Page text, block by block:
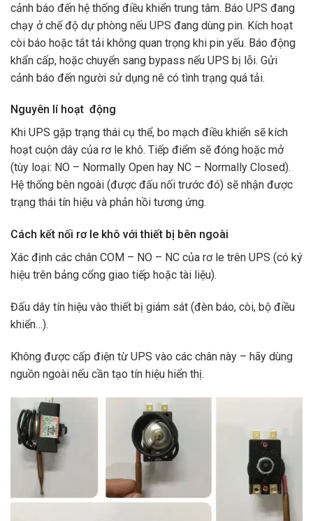
cảnh báo đến hệ thống điều khiển trung tâm. Báo UPS đang
chạy ở chế độ dự phòng nếu UPS đang dùng pin. Kích hoạt
còi báo hoặc tắt tải không quan trọng khi pin yếu. Báo động
khẩn cấp, hoặc chuyển sang bypass nếu UPS bị lỗi. Gửi
cảnh báo đến người sử dụng nê có tình trạng quá tải.
Nguyên lí hoạt động
Khi UPS gặp trạng thái cụ thể, bo mạch điều khiển sẽ kích
hoạt cuộn dây của rơ le khô. Tiếp điểm sẽ đóng hoặc mở
(tùy loại: NO – Normally Open hay NC – Normally Closed).
Hệ thống bên ngoài (được đấu nối trước đó) sẽ nhận được
trạng thái tín hiệu và phản hồi tương ứng.
Cách kết nối rơ le khô với thiết bị bên ngoài
Xác định các chân COM – NO – NC của rơ le trên UPS (có ký
hiệu trên bảng cổng giao tiếp hoặc tài liệu).
Đấu dây tín hiệu vào thiết bị giám sát (đèn báo, còi, bộ điều
khiển…).
Không được cấp điện từ UPS vào các chân này – hãy dùng
nguồn ngoài nếu cần tạo tín hiệu hiển thị.